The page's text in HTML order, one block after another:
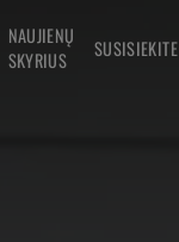
NAUJIENŲ
SKYRIUS
SUSISIEKITE